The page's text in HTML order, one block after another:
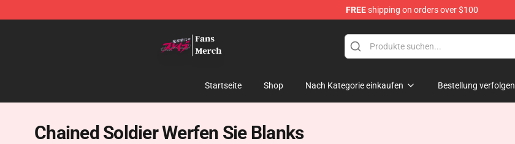
FREEshipping on orders over $100
Startseite Shop Nach Kategorie einkaufen Bestellung verfolgen
Chained Soldier Werfen Sie Blanks